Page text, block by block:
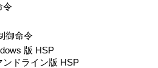
令
御命令
版 HSP
ンドライン版 HSP